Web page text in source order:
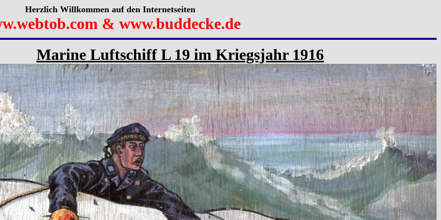
Herzlich Willkommen auf den Internetseiten
& www.buddecke.de
Marine Luftschiff L 19 im Kriegsjahr 1916